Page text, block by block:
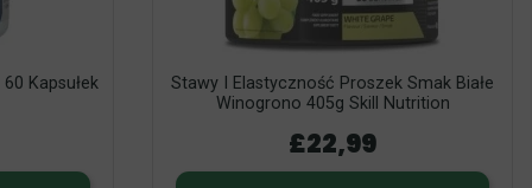
Kapsułek
Stawy I Elastyczność Proszek Smak Białe
Winogrono 405g Skill Nutrition
£22,99